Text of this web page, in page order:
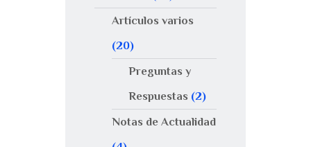
Artículos varios
(20)
Preguntas y
Respuestas (2)
Notas de Actualidad